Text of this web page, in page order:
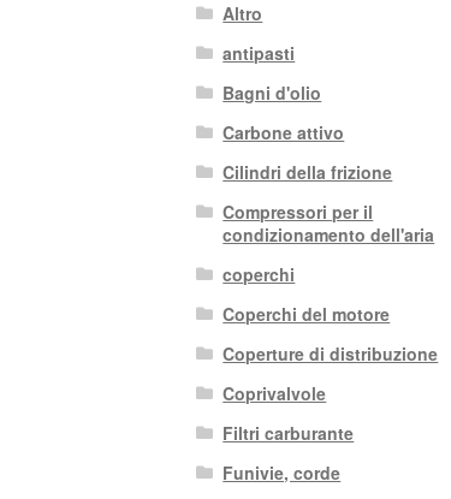
Altro
antipasti
Bagni d'olio
Carbone attivo
Cilindri della frizione
Compressori per il
condizionamento dell'aria
coperchi
Coperchi del motore
Coperture di distribuzione
Coprivalvole
Filtri carburante
Funivie, corde